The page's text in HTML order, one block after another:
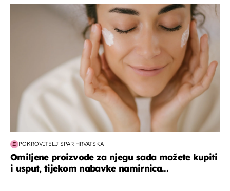
moda & ljepota
POKROVITELJ SPAR HRVATSKA
Omiljene proizvode za njegu sada možete kupiti
i usput, tijekom nabavke namirnica...